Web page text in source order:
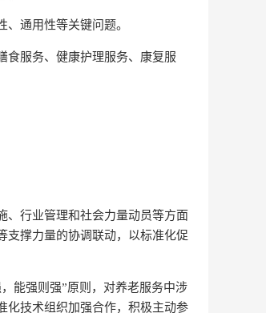
通用性等关键问题。
食服务、健康护理服务、康复服
、行业管理和社会力量动员等方面
支撑力量的协调联动，以标准化促
能强则强”原则，对养老服务中涉
化技术组织加强合作，积极主动参